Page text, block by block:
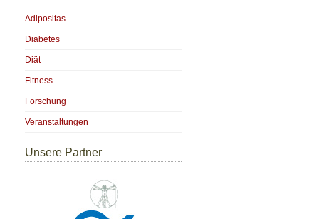
Adipositas
Diabetes
Diät
Fitness
Forschung
Veranstaltungen
Unsere Partner